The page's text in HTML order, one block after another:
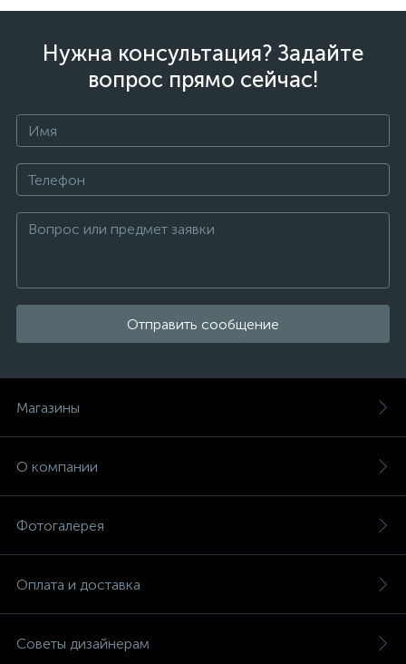
Нужна консультация? Задайте
вопрос прямо сейчас!
Отправить сообщение
Магазины
О компании
Фотогалерея
Оплата и доставка
Советы дизайнерам